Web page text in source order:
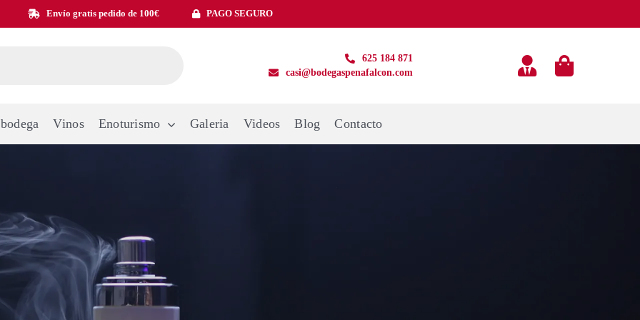
Envío gratis pedido de 100€ PAGO SEGURO
625 184 871
casi@bodegaspenafalcon.com
Vinos Enoturismo Galeria Videos Blog Contacto